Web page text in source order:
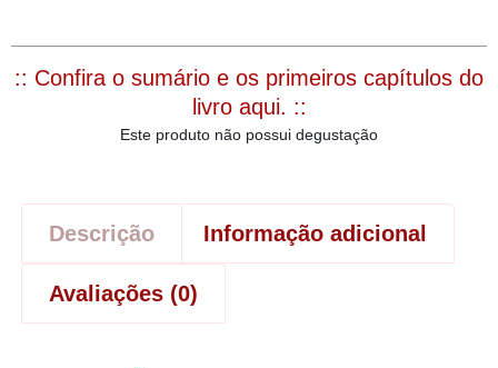
:: Confira o sumário e os primeiros capítulos do
livro aqui. ::
Este produto não possui degustação
Descrição Informação adicional
Avaliações (0)